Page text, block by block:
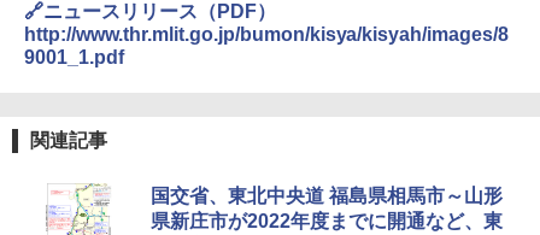
￥5,499
￥8,991
￥3,680
￥6,459
🔗ニュースリリース（PDF）
http://www.thr.mlit.go.jp/bumon/kisya/kisyah/images/8
9001_1.pdf
関連記事
国交省、東北中央道 福島県相馬市～山形
県新庄市が2022年度までに開通など、東